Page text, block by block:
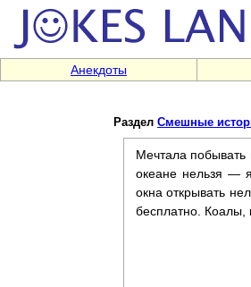
Анекдоты
Раздел Смешные
Мечтала
океане нельзя —
окна открывать
бесплатно. Коалы,